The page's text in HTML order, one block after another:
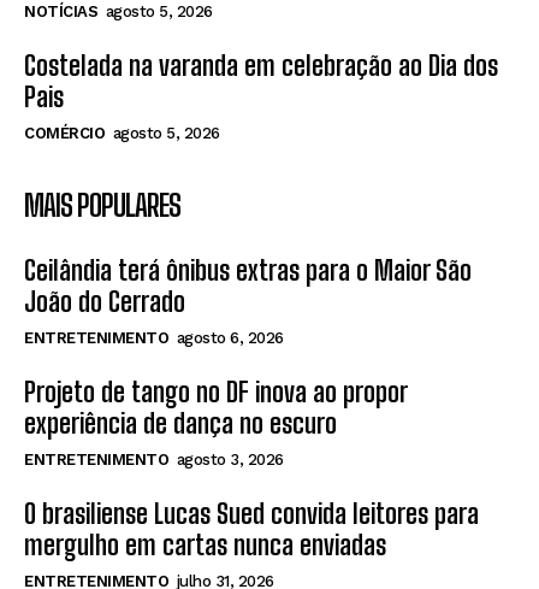
NOTÍCIAS agosto 5, 2026
Costelada na varanda em celebração ao Dia dos
Pais
COMÉRCIO agosto 5, 2026
MAIS POPULARES
Ceilândia terá ônibus extras para o Maior São
João do Cerrado
ENTRETENIMENTO agosto 6, 2026
Projeto de tango no DF inova ao propor
experiência de dança no escuro
ENTRETENIMENTO agosto 3, 2026
O brasiliense Lucas Sued convida leitores para
mergulho em cartas nunca enviadas
ENTRETENIMENTO julho 31, 2026